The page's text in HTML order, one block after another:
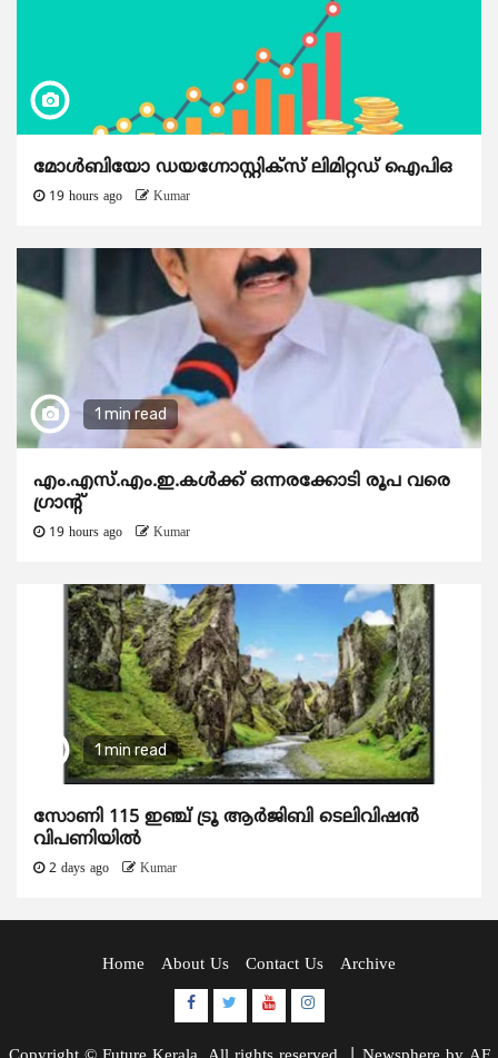
മോൾബിയോ ഡയഗ്നോസ്റ്റിക്സ് ലിമിറ്റഡ് ഐപിഒ
19 hours ago Kumar
1 min read
എം.എസ്.എം.ഇ.കൾക്ക് ഒന്നരക്കോടി രൂപ വരെ
ഗ്രാന്റ്
19 hours ago Kumar
1 min read
സോണി 115 ഇഞ്ച് ട്രൂ ആർജിബി ടെലിവിഷൻ
വിപണിയിൽ
2 days ago Kumar
Home About Us Contact Us Archive
Facebook
TwitterYoutubeInstagram